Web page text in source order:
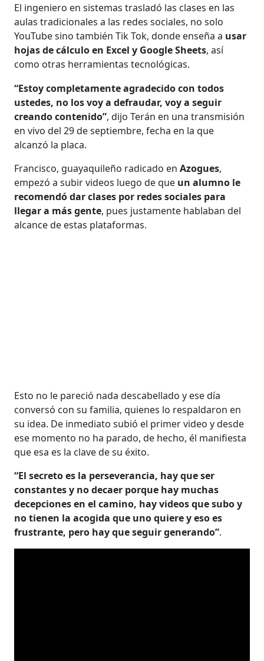
El ingeniero en sistemas trasladó las clases en las
aulas tradicionales a las redes sociales, no solo
YouTube sino también Tik Tok, donde enseña a usar
hojas de cálculo en Excel y Google Sheets, así
como otras herramientas tecnológicas.
“Estoy completamente agradecido con todos
ustedes, no los voy a defraudar, voy a seguir
creando contenido”, dijo Terán en una transmisión
en vivo del 29 de septiembre, fecha en la que
alcanzó la placa.
Francisco, guayaquileño radicado enAzogues,
empezó a subir videos luego de que un alumno le
recomendó dar clases por redes sociales para
llegar a más gente, pues justamente hablaban del
alcance de estas plataformas.
Esto no le pareció nada descabellado y ese día
conversó con su familia, quienes lo respaldaron en
su idea. De inmediato subió el primer video y desde
ese momento no ha parado, de hecho, él manifiesta
que esa es la clave de su éxito.
“El secreto es la perseverancia, hay que ser
constantes y no decaer porque hay muchas
decepciones en el camino, hay videos que subo y
no tienen la acogida que uno quiere y eso es
frustrante, pero hay que seguir generando”.